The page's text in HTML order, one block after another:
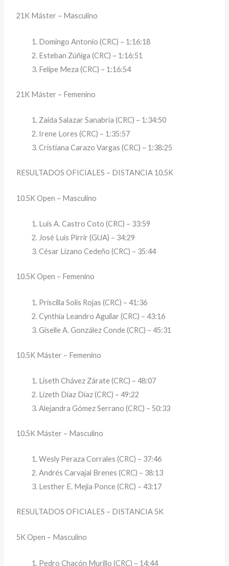
21K Máster – Masculino
Domingo Antonio (CRC) – 1:16:18
Esteban Zúñiga (CRC) – 1:16:51
Felipe Meza (CRC) – 1:16:54
21K Máster – Femenino
Zaida Salazar Sanabria (CRC) – 1:34:50
Irene Lores (CRC) – 1:35:57
Cristiana Carazo Vargas (CRC) – 1:38:25
RESULTADOS OFICIALES – DISTANCIA 10.5K
10.5K Open – Masculino
Luis A. Castro Coto (CRC) – 33:59
José Luis Pirrir (GUA) – 34:29
César Lizano Cedeño (CRC) – 35:44
10.5K Open – Femenino
Priscilla Solís Rojas (CRC) – 41:36
Cynthia Leandro Aguilar (CRC) – 43:16
Giselle A. González Conde (CRC) – 45:31
10.5K Máster – Femenino
Liseth Chávez Zárate (CRC) – 48:07
Lizeth Díaz Díaz (CRC) – 49:22
Alejandra Gómez Serrano (CRC) – 50:33
10.5K Máster – Masculino
Wesly Peraza Corrales (CRC) – 37:46
Andrés Carvajal Brenes (CRC) – 38:13
Lesther E. Mejía Ponce (CRC) – 43:17
RESULTADOS OFICIALES – DISTANCIA 5K
5K Open – Masculino
Pedro Chacón Murillo (CRC) – 14:44